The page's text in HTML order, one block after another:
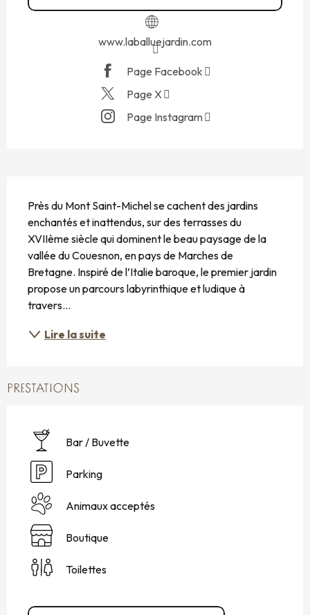
www.laballuejardin.com
Page Facebook
Page X
Page Instagram
Près du Mont Saint-Michel se cachent des jardins
enchantés et inattendus, sur des terrasses du
XVIIème siècle qui dominent le beau paysage de la
vallée du Couesnon, en pays de Marches de
Bretagne. Inspiré de l’Italie baroque, le premier jardin
propose un parcours labyrinthique et ludique à
travers...
Lire la suite
PRESTATIONS
Bar / Buvette
Parking
Animaux acceptés
Boutique
Toilettes